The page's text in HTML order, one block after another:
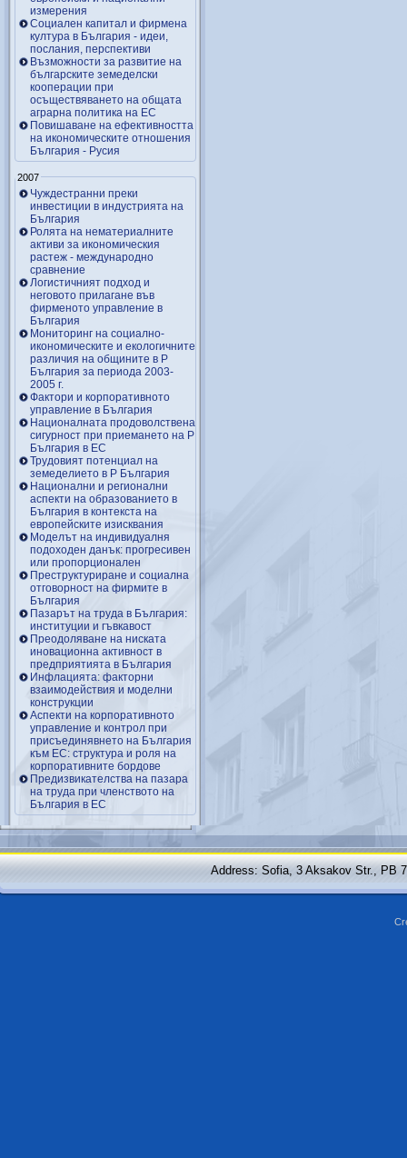
измерения
Социален капитал и фирмена
култура в България - идеи,
послания, перспективи
Възможности за развитие на
българските земеделски
кооперации при
осъществяването на общата
аграрна политика на ЕС
Повишаване на ефективността
на икономическите отношения
България - Русия
2007
Чуждестранни преки
инвестиции в индустрията на
България
Ролята на нематериалните
активи за икономическия
растеж - международно
сравнение
Логистичният подход и
неговото прилагане във
фирменото управление в
България
Мониторинг на социално-
икономическите и екологичните
различия на общините в Р
България за периода 2003-
2005 г.
Фактори и корпоративното
управление в България
Националната продоволствена
сигурност при приемането на Р
България в ЕС
Трудовият потенциал на
земеделието в Р България
Национални и регионални
аспекти на образованието в
България в контекста на
европейските изисквания
Моделът на индивидуалня
подоходен данък: прогресивен
или пропорционален
Преструктуриране и социална
отговорност на фирмите в
България
Пазарът на труда в България:
институции и гъвкавост
Преодоляване на ниската
иновационна активност в
предприятията в България
Инфлацията: факторни
взаимодействия и моделни
конструкции
Аспекти на корпоративното
управление и контрол при
присъединявнето на България
към ЕС: структура и роля на
корпоративните бордове
Предизвикателства на пазара
на труда при членството на
България в ЕС
Address: Sofia, 3 Aksakov Str., PB